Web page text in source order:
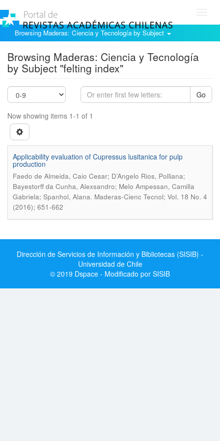
Browsing Maderas: Ciencia y Tecnología by Subject
Browsing Maderas: Ciencia y Tecnología
by Subject "felting index"
Go
Now showing items 1-1 of 1
Applicability evaluation of Cupressus lusitanica for pulp
production
Faedo de Almeida, Caio Cesar; D’Angelo Rios, Polliana;
Bayestorff da Cunha, Alexsandro; Melo Ampessan, Camilla
Gabriela; Spanhol, Alana. Maderas-Cienc Tecnol; Vol. 18 No. 4
(2016); 651-662
Dirección de Servicios de Información y Bibliotecas (SISIB) -
Universidad de Chile
© 2019 Dspace - Modificado por SISIB